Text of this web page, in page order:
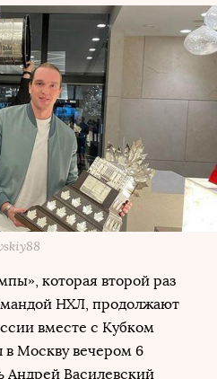
которая второй раз
НХЛ, продолжают
вместе с Кубком
Москву вечером 6
Андрей Василевский